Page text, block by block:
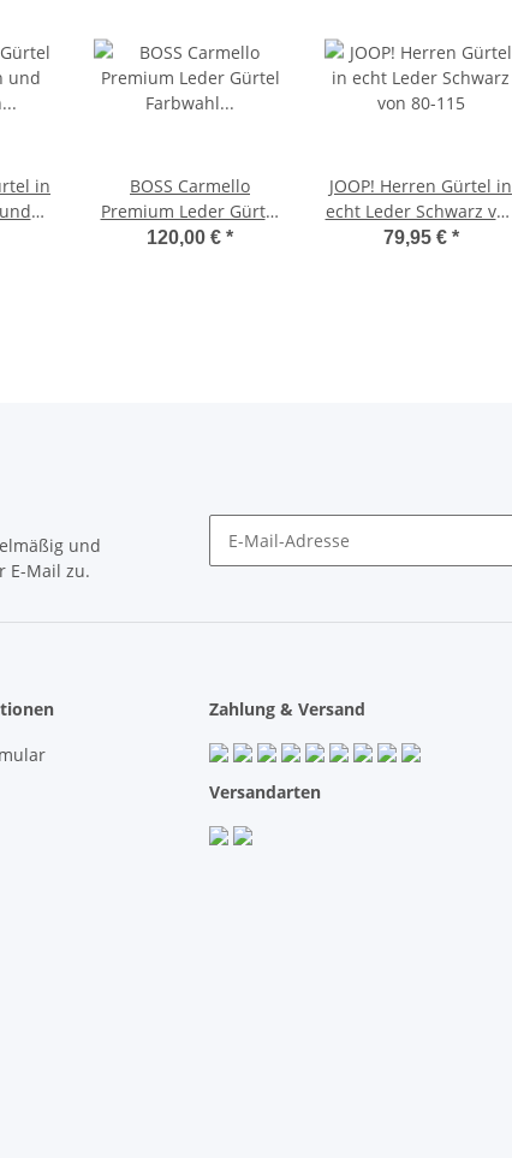
in
115
BOSS Carmello
Premium Leder Gürtel
Farbwahl Größenwahl
120,00 € *
JOOP! Herren Gürtel in
echt Leder Schwarz von
80-115
79,95 € *
und
E-Mail zu.
Zahlung & Versand
Versandarten